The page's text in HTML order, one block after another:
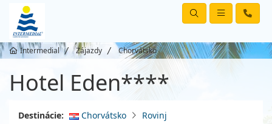
Intermedial Zájazdy Chorvátsko
Hotel Eden****
Destinácie: Chorvátsko
Rovinj